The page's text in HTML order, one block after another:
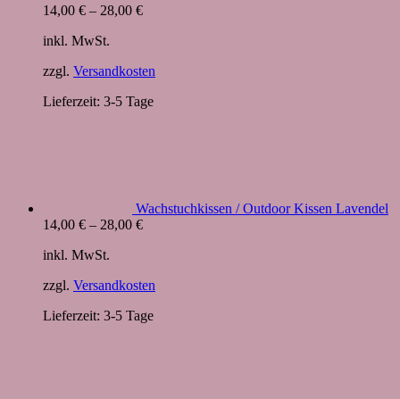
14,00 € – 28,00 €
inkl. MwSt.
zzgl. Versandkosten
Lieferzeit: 3-5 Tage
Wachstuchkissen / Outdoor Kissen Lavendel
14,00 € – 28,00 €
inkl. MwSt.
zzgl. Versandkosten
Lieferzeit: 3-5 Tage